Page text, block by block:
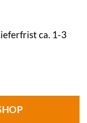
ca. 1-3